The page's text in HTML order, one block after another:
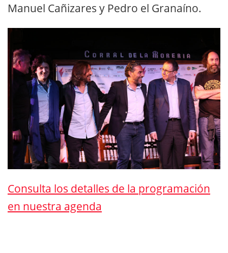
Manuel Cañizares y Pedro el Granaíno.
Consulta los detalles de la programación
en nuestra agenda